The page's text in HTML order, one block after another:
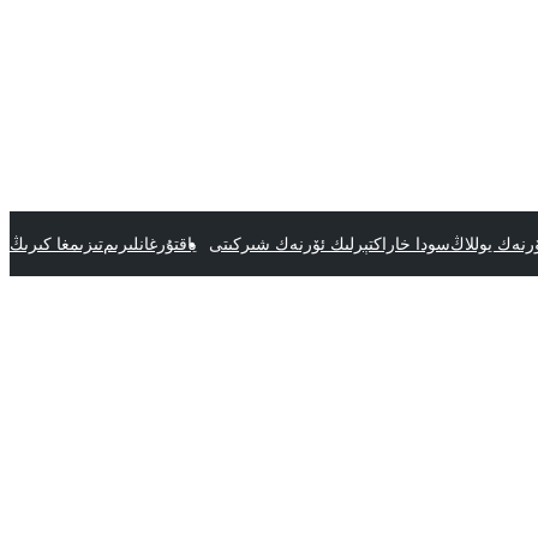
يوللاڭسودا خاراكتېرلىك ئۆرنەك شىركىتى ياقتۇرغانلىرىمتىزىمغا كىرىڭ